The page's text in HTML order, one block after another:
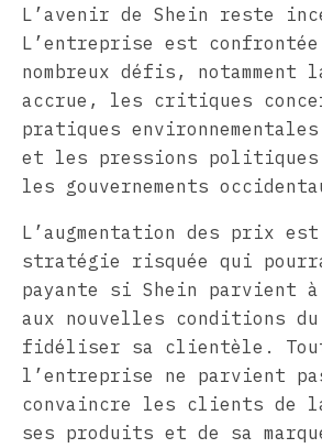
L’avenir de Shein reste
L’entreprise est
nombreux défis, notamment
accrue, les critiques
pratiques
et les pressions politiques
les gouvernements
L’augmentation des prix est
stratégie risquée qui
payante si Shein parvient à
aux nouvelles conditions
fidéliser sa clientèle.
l’entreprise ne parvient
convaincre les clients de
ses produits et de sa